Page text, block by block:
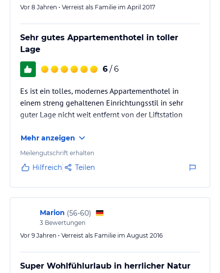
Vor 8 Jahren • Verreist als Familie im April 2017
Sehr gutes Appartementhotel in toller
Lage
6 / 6
Es ist ein tolles, modernes Appartementhotel in
einem streng gehaltenen Einrichtungsstil in sehr
guter Lage nicht weit entfernt von der Liftstation
Mehr anzeigen
Meilengutschrift erhalten
Hilfreich Teilen
Marion (56-60)
3 Bewertungen
Vor 9 Jahren • Verreist als Familie im August 2016
Super Wohlfühlurlaub in herrlicher Natur